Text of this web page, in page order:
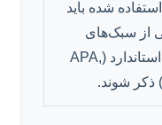
شده باید
از سبک‌های
رفرنس‌دهی استاندارد (APA,